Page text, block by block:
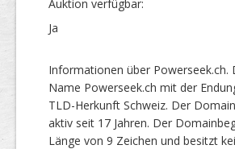
Auktion verfügbar:
Ja
Informationen über Powerseek.ch.
Name Powerseek.ch mit der
TLD-Herkunft Schweiz. Der
aktiv seit 17 Jahren. Der
Länge von 9 Zeichen und besitzt